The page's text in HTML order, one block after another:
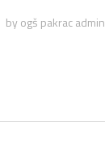
by ogš pakrac admin